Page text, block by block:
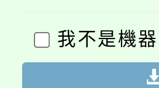
我不是機